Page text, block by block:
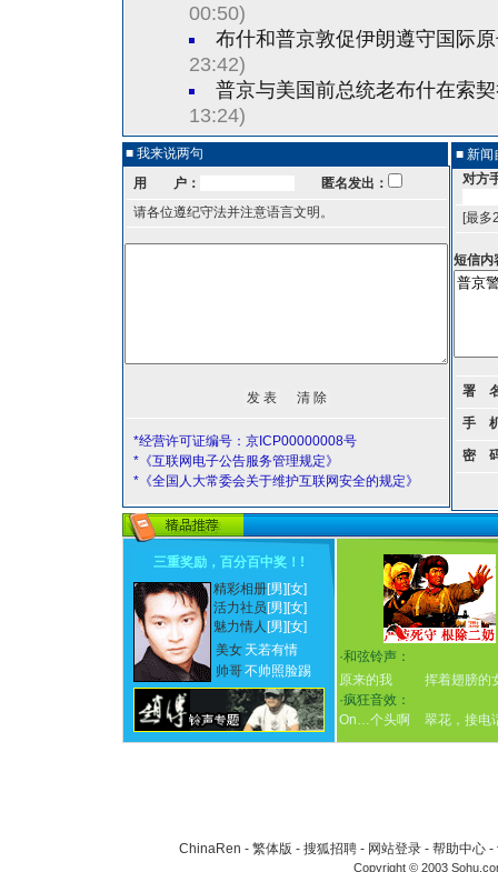
00:50)
布什和普京敦促伊朗遵守国际
23:42)
普京与美国前总统老布什在索
13:24)
■ 我来说两句
用 户：
匿名发出：
请各位遵纪守法并注意语言文明。
*经营许可证编号：京ICP00000008号
*《互联网电子公告服务管理规定》
*《全国人大常委会关于维护互联网安全的规定》
■ 新闻
对方
[最多
短信内
署
手
密
三重奖励，百分百中奖！ !
精彩相册[男] [女]
活力社员 [男] [女]
魅力情人 [男] [女]
美女 天若有情
帅哥不帅照脸踢
·和弦铃声：
原来的我
挥着翅膀的
·疯狂音效：
On…个头啊
翠花，接
ChinaRen - 繁体版 - 搜狐招聘 - 网站登录 - 帮助中心 -
Copyright © 2003